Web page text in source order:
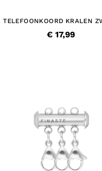
TELEFOONKOORD KRALEN
€ 17,99